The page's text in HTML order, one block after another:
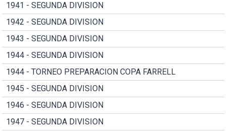
1941 - SEGUNDA DIVISION
1942 - SEGUNDA DIVISION
1943 - SEGUNDA DIVISION
1944 - SEGUNDA DIVISION
1944 - TORNEO PREPARACION COPA FARRELL
1945 - SEGUNDA DIVISION
1946 - SEGUNDA DIVISION
1947 - SEGUNDA DIVISION